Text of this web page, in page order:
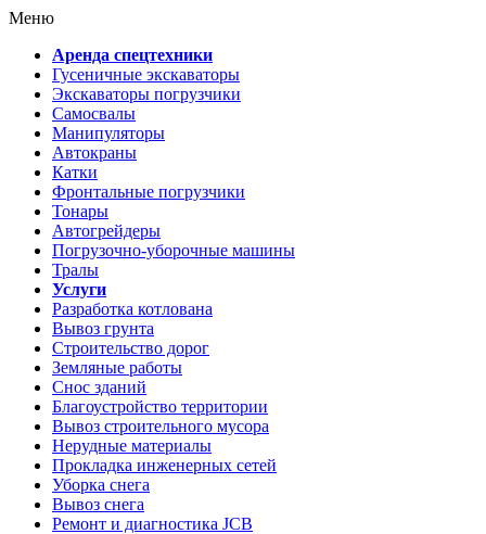
Меню
Аренда спецтехники
Гусеничные экскаваторы
Экскаваторы погрузчики
Самосвалы
Манипуляторы
Автокраны
Катки
Фронтальные погрузчики
Тонары
Автогрейдеры
Погрузочно-уборочные машины
Тралы
Услуги
Разработка котлована
Вывоз грунта
Строительство дорог
Земляные работы
Снос зданий
Благоустройство территории
Вывоз строительного мусора
Нерудные материалы
Прокладка инженерных сетей
Уборка снега
Вывоз снега
Ремонт и диагностика JCB